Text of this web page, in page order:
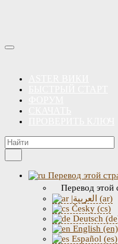
Перевод этой
Перевод этой
|العربية (ar)
Česky (cs)
Deutsch
English (en)
Español (es)